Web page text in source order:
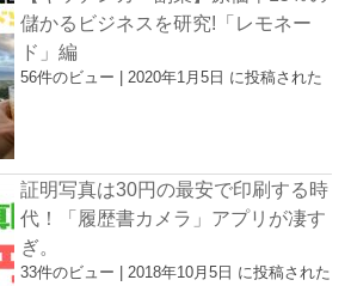
儲かるビジネスを研究!「レモネー
ド」編
56件のビュー 2020年1月5日 に投稿された
証明写真は30円の最安で印刷する時
代！「履歴書カメラ」アプリが凄す
ぎ。
33件のビュー |2018年10月5日 に投稿された